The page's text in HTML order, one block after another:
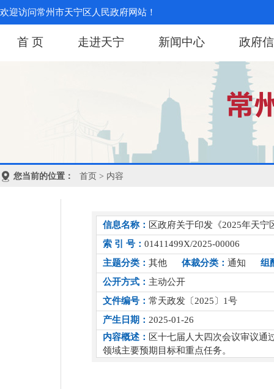
欢迎访问常州市天宁区人民政府网站！
首 页 走进天宁 新闻中心 政府
您当前的位置： 首页 > 内容
信息名称： 区政府关于印发《2025年天
索 引 号： 01411499X/2025-00006
主题分类： 其他 体裁分类： 通知
组
公开方式： 主动公开
文件编号： 常天政发〔2025〕1号
产生日期： 2025-01-26
内容概述： 区十七届人大四次会议审议通
领域主要预期目标和重点任务。